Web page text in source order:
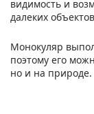
видимость и
далеких
Монокуляр
поэтому его
но и на природе.